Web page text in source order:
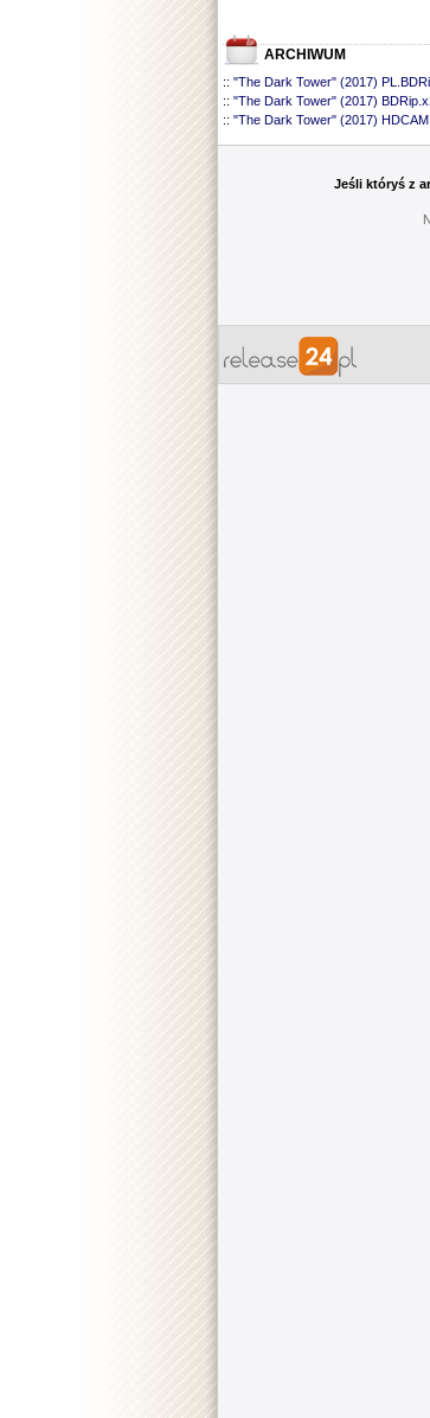
ARCHIWUM
:: "The Dark Tower" (2017)
:: "The Dark Tower" (2017)
:: "The Dark Tower" (2017)
Jeśli któryś z